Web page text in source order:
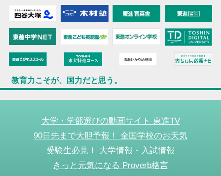
教育力こそが、国力だと思う。
大学・学部選びの動画サイト 東進TV
90日先まで大胆予報！ 全国学校のお天気
受験生必見！ 大学情報・入試情報
きっと元気になる Proverb格言